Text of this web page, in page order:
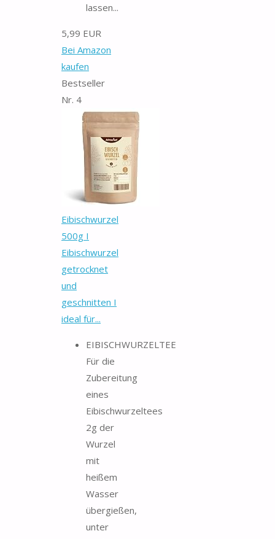
lassen...
5,99 EUR
Bei Amazon
kaufen
Bestseller
Nr. 4
Eibischwurzel
500g I
Eibischwurzel
getrocknet
und
geschnitten I
ideal für...
EIBISCHWURZELTEE
Für die
Zubereitung
eines
Eibischwurzeltees
2g der
Wurzel
mit
heißem
Wasser
übergießen,
unter